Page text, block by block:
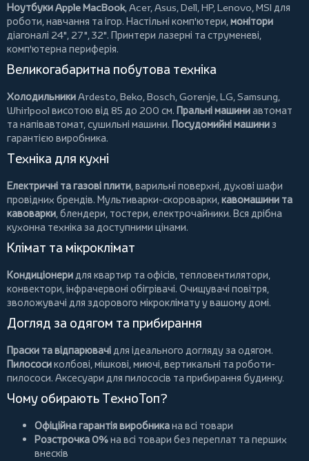
Ноутбуки Apple MacBook,Acer,Asus,Dell,HP,Lenovo,MSI для
роботи, навчання та ігор. Настільні комп'ютери,монітори
діагоналі 24", 27", 32". Принтери лазерні та струменеві,
комп'ютерна периферія.
Великогабаритна побутова техніка
ХолодильникиArdesto,Beko,Bosch,Gorenje,LG,Samsung,
Whirlpool висотою від 85 до 200 см. Пральні машиниавтомат
та напівавтомат,сушильні машини. Посудомийні машиниз
гарантією виробника.
Техніка для кухні
Електричні та газові плити, варильні поверхні, духові шафи
провідних брендів. Мультиварки-скороварки,кавомашини та
кавоварки,блендери, тостери,електрочайники. Вся дрібна
кухонна техніка за доступними цінами.
Клімат та мікроклімат
Кондиціонеридля квартир та офісів, тепловентилятори,
конвектори,інфрачервоні обігрівачі. Очищувачі повітря,
зволожувачі для здорового мікроклімату у вашому домі.
Догляд за одягом та прибирання
Праски та відпарювачідля ідеального догляду за одягом.
Пилососиколбові,мішкові,миючі,вертикальні тароботи-
пилососи. Аксесуари для пилососів та прибирання будинку.
Чому обирають ТехноТоп?
Офіційна гарантія виробникана всі товари
Розстрочка 0%на всі товари без переплат та перших
внесків